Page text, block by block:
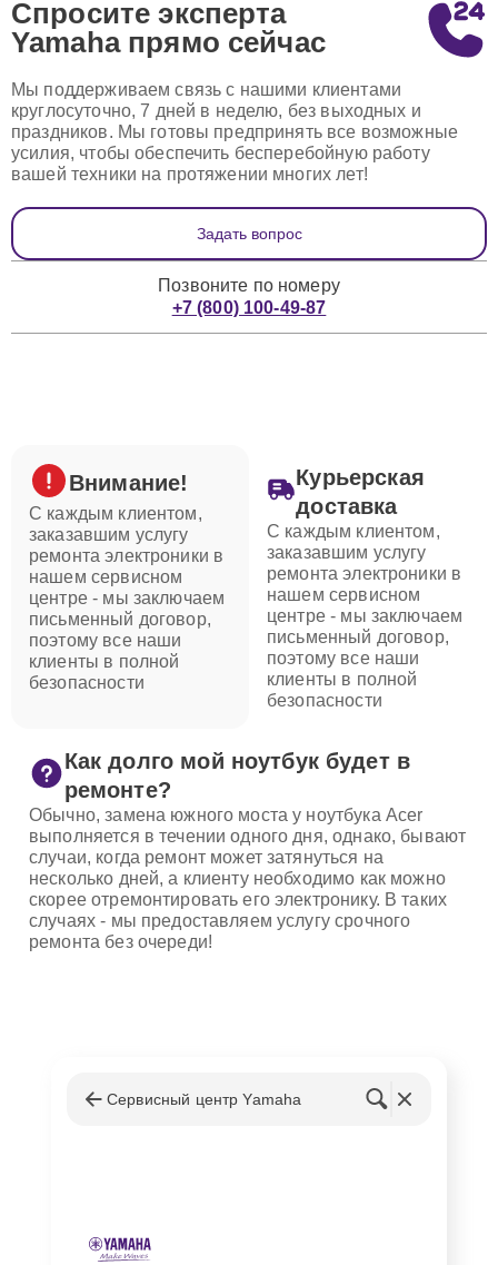
Спросите эксперта
Yamaha прямо сейчас
Мы поддерживаем связь с нашими клиентами
круглосуточно, 7 дней в неделю, без выходных и
праздников. Мы готовы предпринять все возможные
усилия, чтобы обеспечить бесперебойную работу
вашей техники на протяжении многих лет!
Задать вопрос
Позвоните по номеру
+7 (800) 100-49-87
Внимание!
С каждым клиентом,
заказавшим услугу
ремонта электроники в
нашем сервисном
центре - мы заключаем
письменный договор,
поэтому все наши
клиенты в полной
безопасности
Курьерская
доставка
С каждым клиентом,
заказавшим услугу
ремонта электроники в
нашем сервисном
центре - мы заключаем
письменный договор,
поэтому все наши
клиенты в полной
безопасности
Как долго мой ноутбук будет в
ремонте?
Обычно, замена южного моста у ноутбука Acer
выполняется в течении одного дня, однако, бывают
случаи, когда ремонт может затянуться на
несколько дней, а клиенту необходимо как можно
скорее отремонтировать его электронику. В таких
случаях - мы предоставляем услугу срочного
ремонта без очереди!
Сервисный центр Yamaha